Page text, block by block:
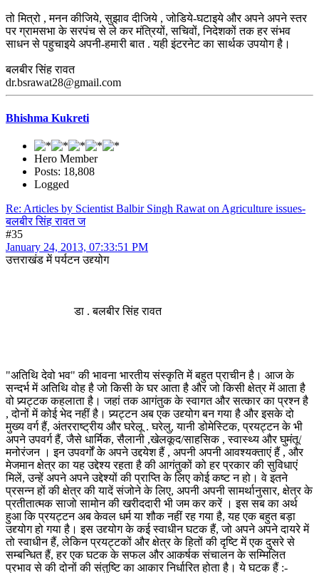
तो मित्रो , मनन कीजिये, सुझाव दीजिये , जोडिये-घटाइये और अपने अपने स्तर
पर ग्रामसभा के सरपंच से ले कर मंत्रियों, सचिवों, निदेशकों तक हर संभव
साधन से पहुचाइये अपनी-हमारी बात . यही इंटरनेट का सार्थक उपयोग है।
बलबीर सिंह रावत
dr.bsrawat28@gmail.com
Bhishma Kukreti
Hero Member
Posts: 18,808
Logged
Re: Articles by Scientist Balbir Singh Rawat on Agriculture issues-
बलबीर सिंह रावत ज
#35
January 24, 2013, 07:33:51 PM
उत्तराखंड में पर्यटन उद्द्योग
डा . बलबीर सिंह रावत
"अतिथि देवो भव" की भावना भारतीय संस्कृति में बहुत प्राचीन है। आज के
सन्दर्भ में अतिथि वोह है जो किसी के घर आता है और जो किसी क्षेत्र में आता है
वो प्र्यट्टक कहलाता है। जहां तक आगंतुक के स्वागत और सत्कार का प्रश्न है
, दोनों में कोई भेद नहीं है। प्र्यट्टन अब एक उद्द्योग बन गया है और इसके दो
मुख्य वर्ग हैं, अंतरराष्ट्रीय और घरेलू . घरेलु, यानी डोमेस्टिक, प्रयट्टन के भी
अपने उपवर्ग हैं, जैसे धार्मिक, सैलानी ,खेलकूद/साहसिक , स्वास्थ्य और घुमंतू/
मनोरंजन । इन उपवर्गों के अपने उद्दयेश हैं , अपनी अपनी आवश्यक्ताएं हैं , और
मेजमान क्षेत्र का यह उद्देश्य रहता है की आगंतुकों को हर प्रकार की सुविधाएं
मिलें, उन्हें अपने अपने उद्देश्यों की प्राप्ति के लिए कोई कष्ट न हो। वे इतने
प्रसन्न हों की क्षेत्र की यादें संजोने के लिए, अपनी अपनी सामर्थानुसार, क्षेत्र के
प्रतीतात्मक साजो सामोन की खरीददारी भी जम कर करें । इस सब का अर्थ
हुआ कि प्रयट्टन अब केवल धर्म या शौक नहीं रह गया है, यह एक बहुत बड़ा
उद्द्योग हो गया है। इस उद्द्योग के कई स्वाधीन घटक हैं, जो अपने अपने दायरे में
तो स्वाधीन हैं, लेकिन प्रयट्टकों और क्षेत्र के हितों की दृष्टि में एक दुसरे से
सम्बन्धित हैं, हर एक घटक के सफल और आकर्षक संचालन के सम्मिलित
प्रभाव से की दोनों की संतुष्टि का आकार निर्धारित होता है। ये घटक हैं :-